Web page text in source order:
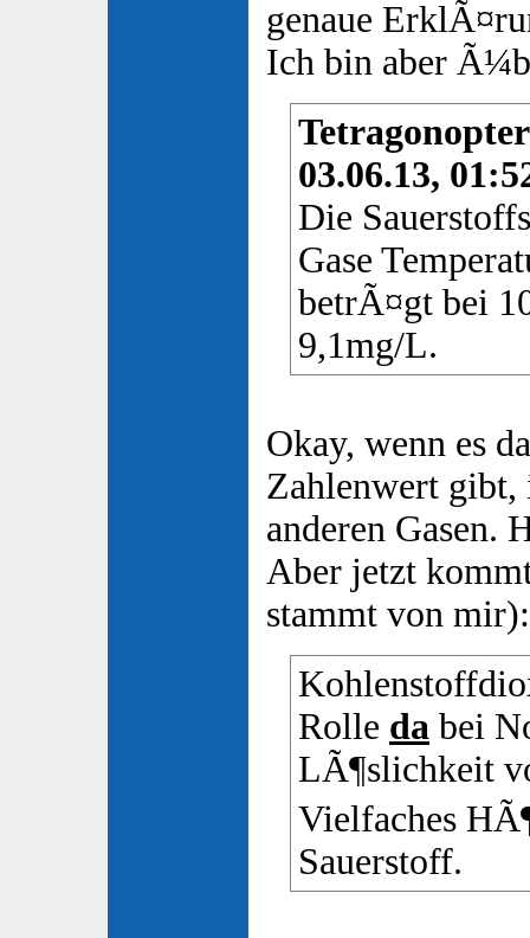
genaue
Ich bin aber
03.06.13,
Die
Gase
betrÃ¤gt bei
9,1mg/L.
Okay, wenn es
Zahlenwert gibt,
anderen Gasen.
Aber jetzt
stammt von mir):
Rolle da bei
LÃ¶slichkeit
Vielfaches
Sauerstoff.